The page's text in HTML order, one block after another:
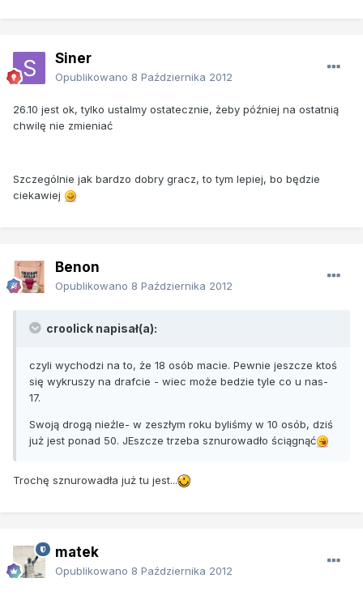
Siner
Opublikowano 8 Października 2012
26.10 jest ok, tylko ustalmy ostatecznie, żeby później na ostatnią
chwilę nie zmieniać
Szczególnie jak bardzo dobry gracz, to tym lepiej, bo będzie
ciekawiej
Benon
Opublikowano 8 Października 2012
croolick napisał(a):
czyli wychodzi na to, że 18 osób macie. Pewnie jeszcze ktoś
się wykruszy na drafcie - wiec może bedzie tyle co u nas-
17.
Swoją drogą nieźle- w zeszłym roku byliśmy w 10 osób, dziś
już jest ponad 50. JEszcze trzeba sznurowadło ściągnąć
Trochę sznurowadła już tu jest...
matek
Opublikowano 8 Października 2012